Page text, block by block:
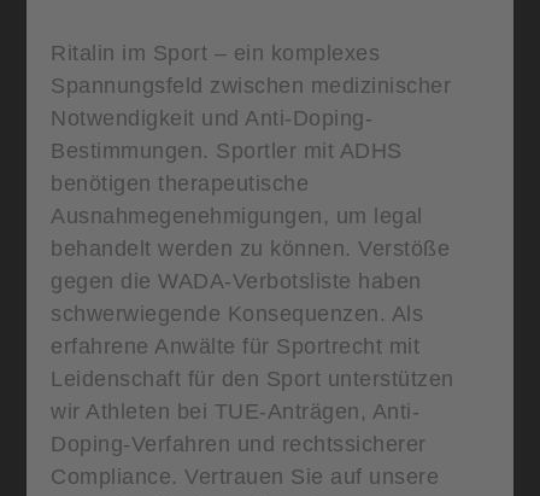
Ritalin im Sport – ein komplexes
Spannungsfeld zwischen medizinischer
Notwendigkeit und Anti-Doping-
Bestimmungen. Sportler mit ADHS
benötigen therapeutische
Ausnahmegenehmigungen, um legal
behandelt werden zu können. Verstöße
gegen die WADA-Verbotsliste haben
schwerwiegende Konsequenzen. Als
erfahrene Anwälte für Sportrecht mit
Leidenschaft für den Sport unterstützen
wir Athleten bei TUE-Anträgen, Anti-
Doping-Verfahren und rechtssicherer
Compliance. Vertrauen Sie auf unsere